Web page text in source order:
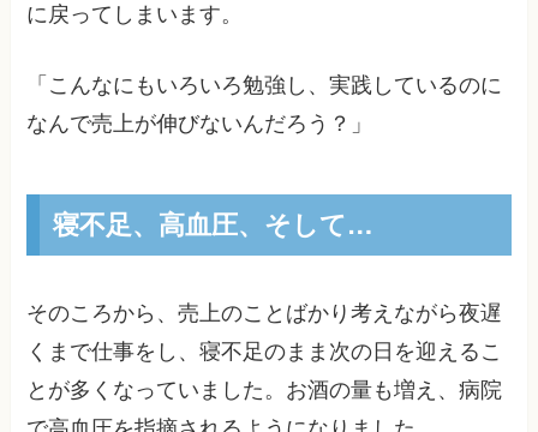
に戻ってしまいます。
「こんなにもいろいろ勉強し、実践しているのに
なんで売上が伸びないんだろう？」
寝不足、高血圧、そして…
そのころから、売上のことばかり考えながら夜遅
くまで仕事をし、寝不足のまま次の日を迎えるこ
とが多くなっていました。お酒の量も増え、病院